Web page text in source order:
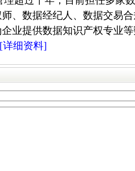
、数据经纪人、数据交易
业提供数据知识产权专业
[详细资料]